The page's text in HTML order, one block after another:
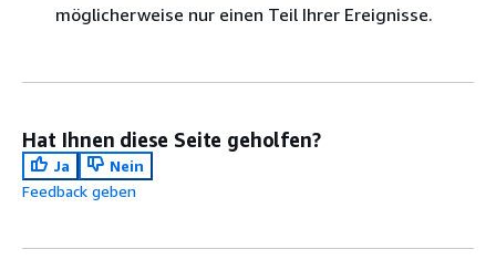
möglicherweise nur einen Teil Ihrer Ereignisse.
Hat Ihnen diese Seite geholfen?
Ja
Nein
Feedback geben